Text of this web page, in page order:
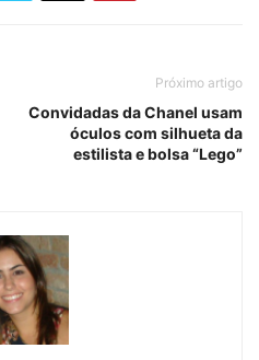
Próximo artigo
Convidadas da Chanel usam
óculos com silhueta da
estilista e bolsa “Lego”